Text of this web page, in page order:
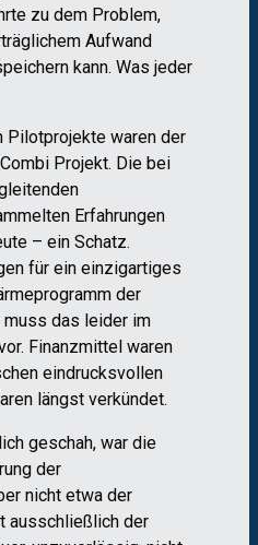
zu dem Problem,
Aufwand
kann. Was jeder
Pilotprojekte waren der
Projekt. Die bei
Erfahrungen
– ein Schatz.
für ein einzigartiges
der
muss das leider im
Finanzmittel waren
eindrucksvollen
längst verkündet.
geschah, war die
der
nicht etwa der
ausschließlich der